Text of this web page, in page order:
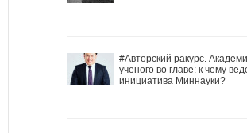
#Авторский ракурс.
ученого во главе: к чему
инициатива Миннауки?